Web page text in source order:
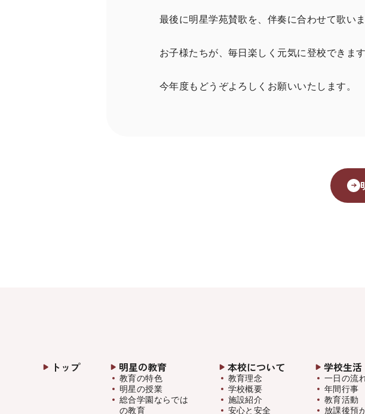
最後に明星学苑賛歌を、伴奏に合わせて歌いま
お子様たちが、毎日楽しく元気に登校できま
今年度もどうぞよろしくお願いいたします。
トップ 明星の教育
教育の特色
明星の授業
総合学園ならでは
の教育
本校について
教育理念
学校概要
施設紹介
安心と安全
学校生活
一日の流
年間行事
教育活動
放課後預